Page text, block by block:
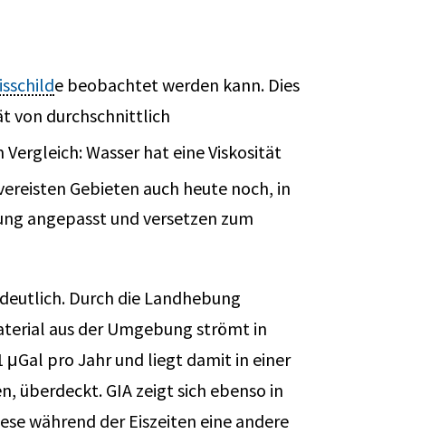
e beobachtet werden kann. Dies
von durchschnittlich
Wasser hat eine Viskosität
Gebieten auch heute noch, in
angepasst und versetzen zum
Durch die Landhebung
aus der Umgebung strömt in
μGal pro Jahr und liegt damit in einer
überdeckt. GIA zeigt sich ebenso in
während der Eiszeiten eine andere